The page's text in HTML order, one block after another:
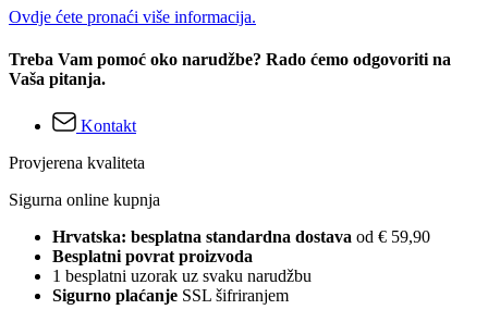
Ovdje ćete pronaći više informacija.
Treba Vam pomoć oko narudžbe? Rado ćemo odgovoriti na
Vaša pitanja.
Kontakt
Provjerena kvaliteta
Sigurna online kupnja
Hrvatska: besplatna standardna dostava od € 59,90
Besplatni povrat proizvoda
1 besplatni uzorak uz svaku narudžbu
Sigurno plaćanje SSL šifriranjem